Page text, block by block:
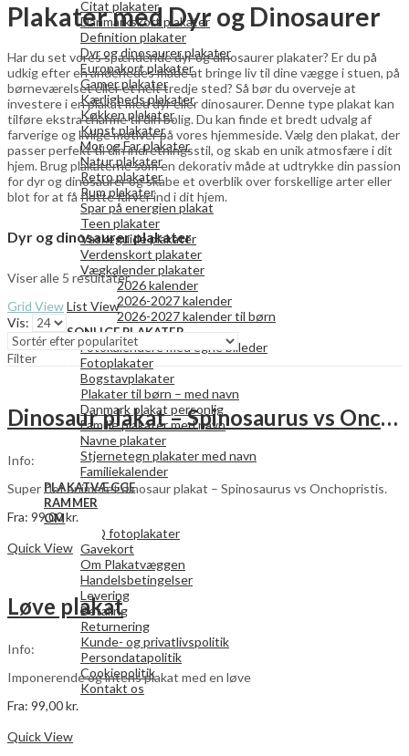
Citat plakater
Danmarkskort plakater
Definition plakater
Dyr og dinosaurer plakater
Europakort plakater
Gamer plakater
Kærligheds plakater
Køkken plakater
Kunst plakater
Mor og Far plakater
Natur plakater
Retro plakater
Rum plakater
Spar på energien plakat
Teen plakater
Vaskeguide plakater
Verdenskort plakater
Vægkalender plakater
2026 kalender
2026-2027 kalender
2026-2027 kalender til børn
PERSONLIGE PLAKATER
Fotokalendere med egne billeder
Fotoplakater
Bogstavplakater
Plakater til børn – med navn
Danmark plakat personlig
Familie plakater med navn
Navne plakater
Stjernetegn plakater med navn
Familiekalender
PLAKATVÆGGE
RAMMER
OM
FAQ fotoplakater
Gavekort
Om Plakatvæggen
Handelsbetingelser
Levering
Betaling
Returnering
Kunde- og privatlivspolitik
Persondatapolitik
Cookiepolitik
Kontakt os
Search
0
0,00kr.
Plakater med Dyr og Dinosaurer
Har du set vores spændende dyr og dinosaurer plakater? Er du på
udkig efter en anderledes måde at bringe liv til dine vægge i stuen, på
børneværelset eller et helt tredje sted? Så bør du overveje at
investere i en plakat med dyr eller dinosaurer. Denne type plakat kan
tilføre ekstra charme til din bolig. Du kan finde et bredt udvalg af
farverige og livlige motiver på vores hjemmeside. Vælg den plakat, der
passer perfekt til din indretningsstil, og skab en unik atmosfære i dit
hjem. Brug plakaterne som en dekorativ måde at udtrykke din passion
for dyr og dinosaurer og skabe et overblik over forskellige arter eller
blot for at få flotte farver ind i dit hjem.
Dyr og dinosaurer plakater
Viser alle 5 resultater
Grid ViewList View
Vis:
Filter
Dinosaur plakat – Spinosaurus vs Onchopristis
Info:
Super flot animeret dinosaur plakat – Spinosaurus vs Onchopristis.
Fra: 99,00kr.
Dette
vare
har
flere
varianter.
Mulighederne
kan
vælges
på
varesiden
Quick View
Løve plakat
Info:
Imponerende og intens plakat med en løve
Fra: 99,00kr.
Quick View